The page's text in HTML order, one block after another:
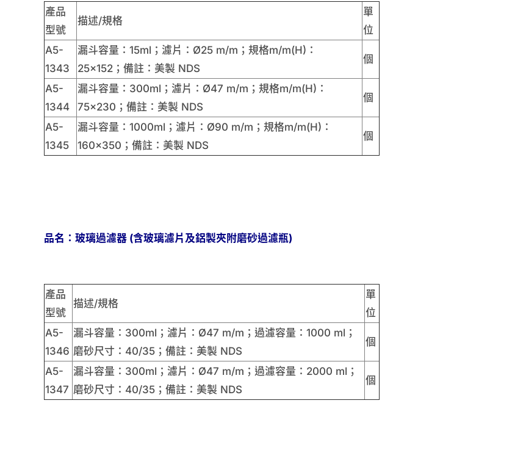
產品
型號
描述/規格
單
位
A5-
1343
漏斗容量：15ml；濾片：Ø25 m/m；規格m/m(H)：
25×152；備註：美製 NDS
個
A5-
1344
漏斗容量：300ml；濾片：Ø47 m/m；規格m/m(H)：
75×230；備註：美製 NDS
個
A5-
1345
漏斗容量：1000ml；濾片：Ø90 m/m；規格m/m(H)：
160×350；備註：美製 NDS
個
品名：玻璃過濾器 (含玻璃濾片及鋁製夾附磨砂過濾瓶)
產品
型號
描述/規格
單
位
A5-
1346
漏斗容量：300ml；濾片：Ø47 m/m；過濾容量：1000 ml；
磨砂尺寸：40/35；備註：美製 NDS
個
A5-
1347
漏斗容量：300ml；濾片：Ø47 m/m；過濾容量：2000 ml；
磨砂尺寸：40/35；備註：美製 NDS
個